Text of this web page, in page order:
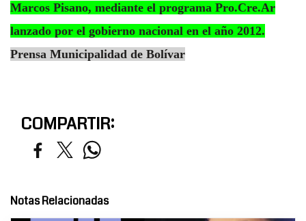
Marcos Pisano, mediante el programa Pro.Cre.Ar
lanzado por el gobierno nacional en el año 2012.
Prensa Municipalidad de Bolívar
COMPARTIR:
Notas Relacionadas